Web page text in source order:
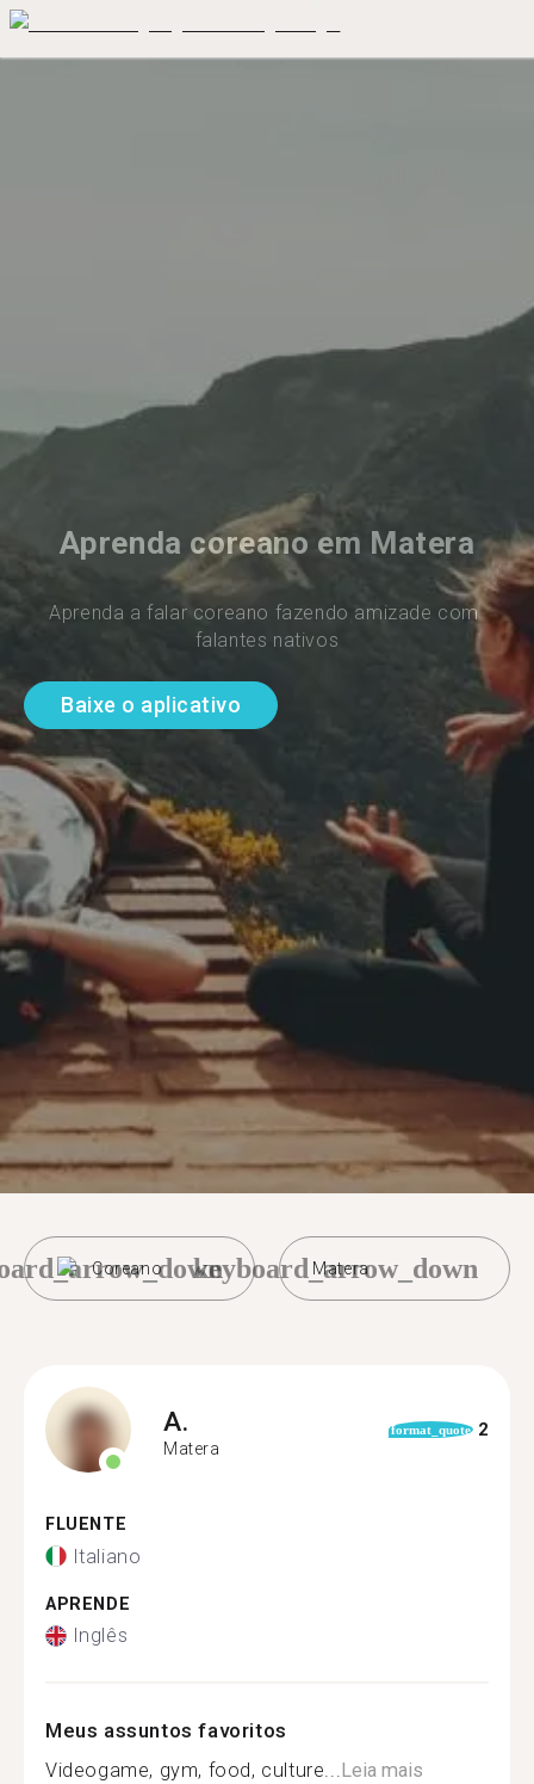
Aprenda coreano em Matera
Aprenda a falar coreano fazendo amizade com
falantes nativos
Baixe o aplicativo
Coreano Matera
keyboard_arrow_down
A.
Matera
format_quote 2
FLUENTE
Italiano
APRENDE
Inglês
Meus assuntos favoritos
Videogame, gym, food, culture...Leia mais